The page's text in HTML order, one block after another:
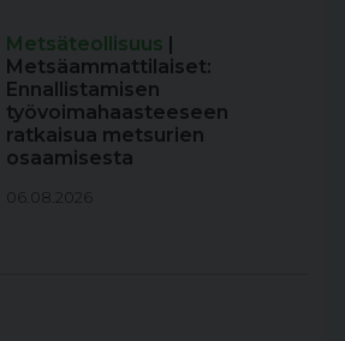
Metsäteollisuus
Metsäammattilaiset:
Ennallistamisen
työvoimahaasteeseen
ratkaisua metsurien
osaamisesta
06.08.2026